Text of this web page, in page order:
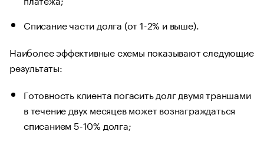
Списание части долга (от 1-2% и выше).
Наиболее эффективные схемы показывают следующие
результаты:
Готовность клиента погасить долг двумя траншами
в течение двух месяцев может вознаграждаться
списанием 5-10% долга;